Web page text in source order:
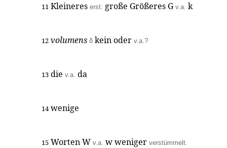
11 Kleineres erst: große Größeres G v.a. k
12 volumens δ kein oder v.a.?
13 die v.a. da
14 wenige
15 Worten W v.a. w weniger verstümmelt.